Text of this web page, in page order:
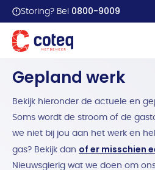
Storing? Bel 0800-9009
Home Werkzaamheden overzicht
Gepland werk
Bekijk hieronder de actuele en
Soms wordt de stroom of de
we niet bij jou aan het werk en
gas? Bekijk dan of er misschien
Nieuwsgierig wat we doen om